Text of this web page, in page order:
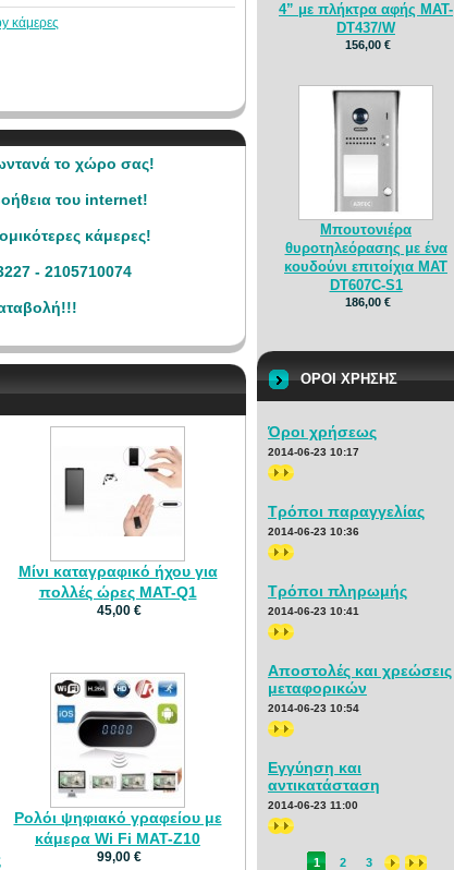
κάμερες
το χώρο σας!
του internet!
κάμερες!
- 2105710074
Μίνι καταγραφικό ήχου για
πολλές ώρες MAT-Q1
45,00 €
Ρολόι ψηφιακό γραφείου με
κάμερα Wi Fi MAT-Z10
99,00 €
4” με πλήκτρα αφής MAT-
DT437/W
156,00 €
Μπουτονιέρα
θυροτηλεόρασης με ένα
κουδούνι επιτοίχια MAT
DT607C-S1
186,00 €
ΟΡΟΙ ΧΡΗΣΗΣ
Όροι χρήσεως
2014-06-23 10:17
>>
Τρόποι παραγγελίας
2014-06-23 10:36
>>
Τρόποι πληρωμής
2014-06-23 10:41
>>
Αποστολές και χρεώσεις
μεταφορικών
2014-06-23 10:54
>>
Εγγύηση και
αντικατάσταση
2014-06-23 11:00
>>
1 2 3